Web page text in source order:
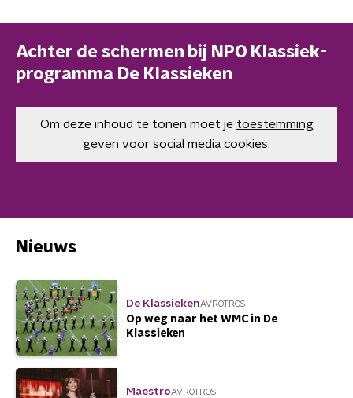
Achter de schermen bij NPO Klassiek-
programma De Klassieken
Om deze inhoud te tonen moet je toestemming
geven voor social media cookies.
Nieuws
De KlassiekenAVROTROS
Op weg naar het WMC in De
Klassieken
MaestroAVROTROS